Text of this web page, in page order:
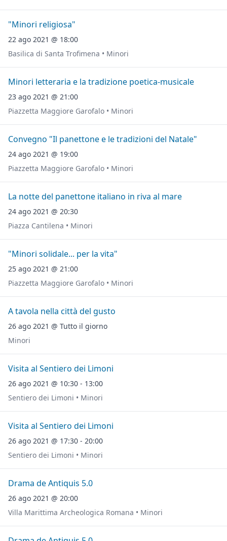
"Minori religiosa"
22 ago 2021 @ 18:00
Basilica di Santa Trofimena • Minori
Minori letteraria e la tradizione poetica-musicale
23 ago 2021 @ 21:00
Piazzetta Maggiore Garofalo • Minori
Convegno "Il panettone e le tradizioni del Natale"
24 ago 2021 @ 19:00
Piazzetta Maggiore Garofalo • Minori
La notte del panettone italiano in riva al mare
24 ago 2021 @ 20:30
Piazza Cantilena • Minori
"Minori solidale... per la vita"
25 ago 2021 @ 21:00
Piazzetta Maggiore Garofalo • Minori
A tavola nella città del gusto
26 ago 2021 @ Tutto il giorno
Minori
Visita al Sentiero dei Limoni
26 ago 2021 @ 10:30 - 13:00
Sentiero dei Limoni • Minori
Visita al Sentiero dei Limoni
26 ago 2021 @ 17:30 - 20:00
Sentiero dei Limoni • Minori
Drama de Antiquis 5.0
26 ago 2021 @ 20:00
Villa Marittima Archeologica Romana • Minori